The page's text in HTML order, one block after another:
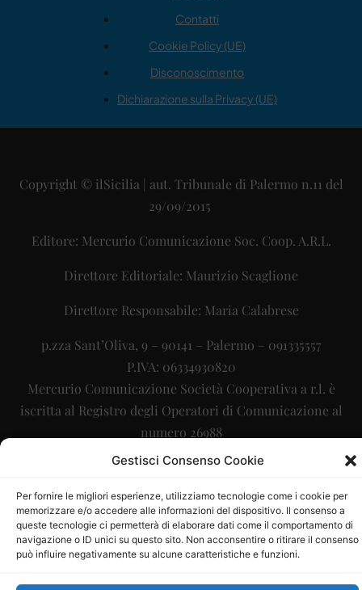
Gestisci Consenso Cookie
Per fornire le migliori esperienze, utilizziamo tecnologie come i cookie per
memorizzare e/o accedere alle informazioni del dispositivo. Il consenso a
queste tecnologie ci permetterà di elaborare dati come il comportamento di
navigazione o ID unici su questo sito. Non acconsentire o ritirare il consenso
può influire negativamente su alcune caratteristiche e funzioni.
Contatti
Cookie Policy (UE)
Disconoscimento
Dichiarazione sulla Privacy (UE)
Copyright © ilSicilia | aut. Tribunale di Palermo n.11 del
29/09/2015
Editore: Mercurio Comunicazione Soc. Coop. A.R.L.
Direttore Editoriale: Maurizio Scaglione
Direttore Responsabile: Maria Calabrese
p.zza Sant’Oliva, 9 – 90141 – Palermo – 091335557
P.IVA: 06334930820
Mercurio Comunicazione Società Cooperativa a r.l. è
iscritta al Registro degli Operatori di Comunicazione al
numero 26988
Sito gestito daLa Digitale srl– info@ladigitale.it